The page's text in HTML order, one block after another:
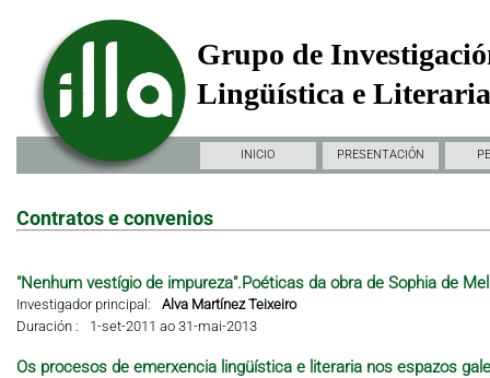
Grupo de
Lingüística e
INICIO PRESENTACIÓN
Contratos e convenios
"Nenhum vestígio de impureza".Poéticas da obra de Sophia de
Investigador principal:
Alva Martínez Teixeiro
Duración :
1-set-2011 ao 31-mai-2013
Os procesos de emerxencia lingüística e literaria nos espazos